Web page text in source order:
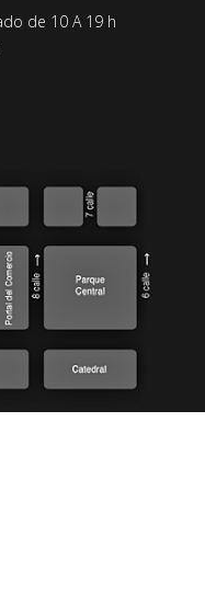
de 10 A 19 h